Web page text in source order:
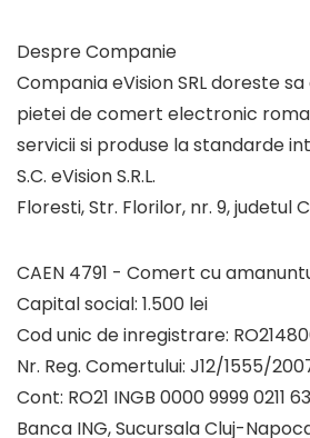
Despre Companie
Compania eVision SRL doreste
pietei de comert electronic
servicii si produse la standarde
S.C. eVision S.R.L.
Floresti, Str. Florilor, nr. 9, judetul
CAEN 4791 - Comert cu
Capital social: 1.500 lei
Cod unic de inregistrare:
Nr. Reg. Comertului: J12/1555/
Cont: RO21 INGB 0000 9999 0211
Banca ING, Sucursala Cluj-